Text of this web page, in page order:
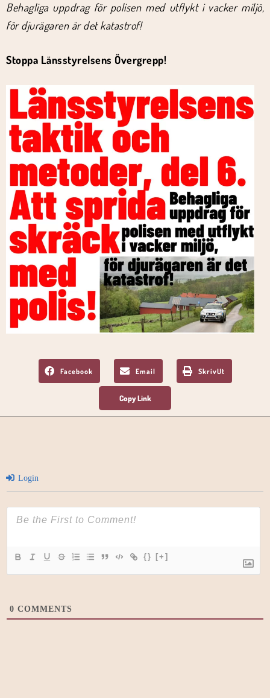
Behagliga uppdrag för polisen med utflykt i vacker miljö,
för djurägaren är det katastrof!
Stoppa Länsstyrelsens Övergrepp!
Facebook Email SkrivUt
Login
{} [+]
0 COMMENTS